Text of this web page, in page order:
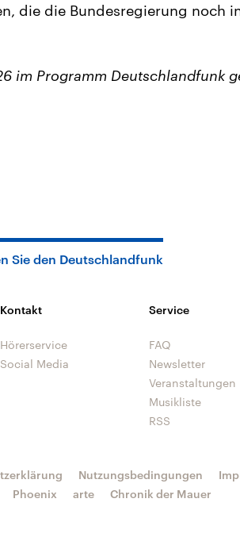
die die Bundesregierung noch
im Programm Deutschlandfunk
Sie den Deutschlandfunk
Kontakt
Hörerservice
Social Media
Service
FAQ
Newsletter
Veranstaltungen
Musikliste
RSS
Nutzungsbedingungen
Phoenix arte Chronik der Mauer